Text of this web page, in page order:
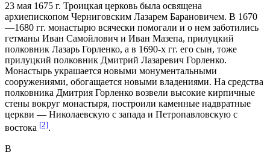
23 мая 1675 г. Троицкая церковь была освящена
архиепископом Черниговским Лазарем Барановичем. В 1670
—1680 гг. монастырю всячески помогали и о нем заботились
гетманы Иван Самойлович и Иван Мазепа, прилуцкий
полковник Лазарь Горленко, а в 1690-х гг. его сын, тоже
прилуцкий полковник Дмитрий Лазаревич Горленко.
Монастырь украшается новыми монументальными
сооружениями, обогащается новыми владениями. На средства
полковника Дмитрия Горленко возвели высокие кирпичные
стены вокруг монастыря, построили каменные надвратные
церкви ― Николаевскую с запада и Петропавловскую с
востока [2].
В